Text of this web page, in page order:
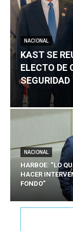
NACIONAL
KAST SE
ELECTO DE
SEGURIDAD
NACIONAL
HARBOE: “LO
HACER
FONDO”